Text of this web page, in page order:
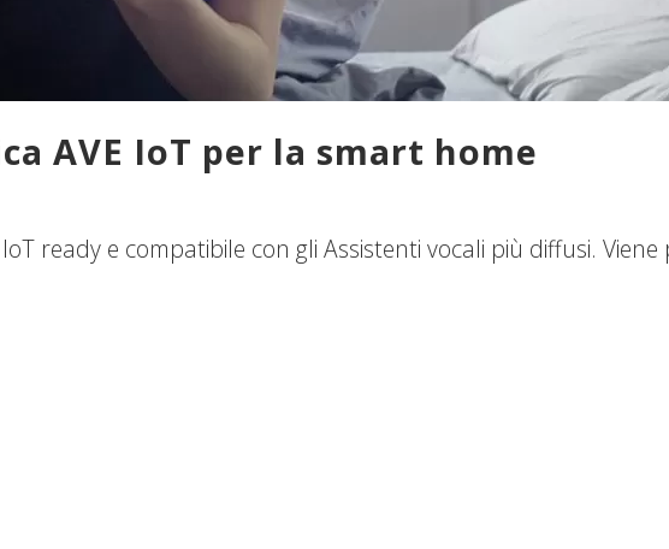
AVE IoT per la smart home
ready e compatibile con gli Assistenti vocali più diffusi.